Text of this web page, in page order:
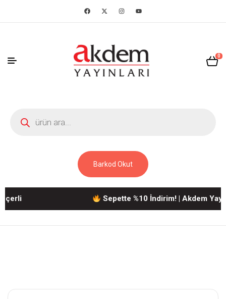
0
Barkod Okut
Sepette %10 İndirim! | Akdem